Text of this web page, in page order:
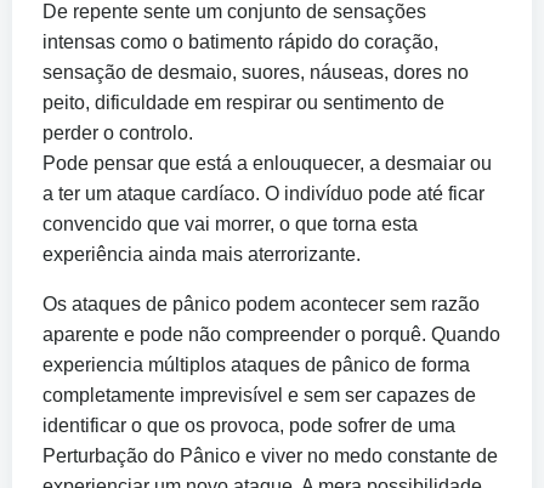
De repente sente um conjunto de sensações
intensas como o batimento rápido do coração,
sensação de desmaio, suores, náuseas, dores no
peito, dificuldade em respirar ou sentimento de
perder o controlo.
Pode pensar que está a enlouquecer, a desmaiar ou
a ter um ataque cardíaco. O indivíduo pode até ficar
convencido que vai morrer, o que torna esta
experiência ainda mais aterrorizante.
Os ataques de pânico podem acontecer sem razão
aparente e pode não compreender o porquê. Quando
experiencia múltiplos ataques de pânico de forma
completamente imprevisível e sem ser capazes de
identificar o que os provoca, pode sofrer de uma
Perturbação do Pânico e viver no medo constante de